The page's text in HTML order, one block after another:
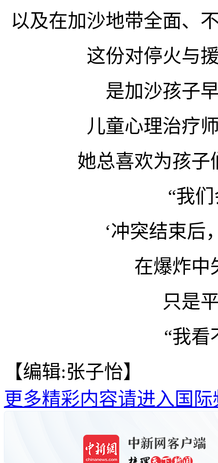
以及在加沙地带全面、
这份对停火与
是加沙孩子
儿童心理治疗
她总喜欢为孩子
“我
‘冲突结束后
在爆炸中
只是
“我看
【编辑:张子怡】
更多精彩内容请进入国际